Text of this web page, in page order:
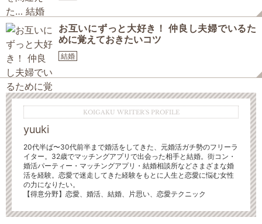
お互いにずっと大好き！ 仲良し夫婦でいるた
めに覚えておきたいコツ
結婚
KOIGAKU WRITER'S PROFILE
yuuki
20代半ば〜30代前半まで婚活をしてきた、元婚活ガチ勢のフリーラ
イター。32歳でマッチングアプリで出会った相手と結婚。街コン・
婚活パーティー・マッチングアプリ・結婚相談所などさまざまな婚
活を経験。恋愛で迷走してきた経験をもとに人生と恋愛に悩む女性
の力になりたい。
【得意分野】 恋愛、婚活、結婚、片思い、恋愛テクニック